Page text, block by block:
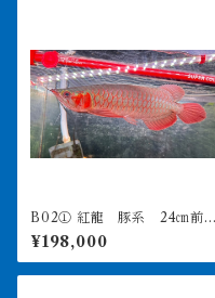
B02① 紅龍 豚系 24㎝前
後 アジアアロワナ 250-00
6272
¥198,000